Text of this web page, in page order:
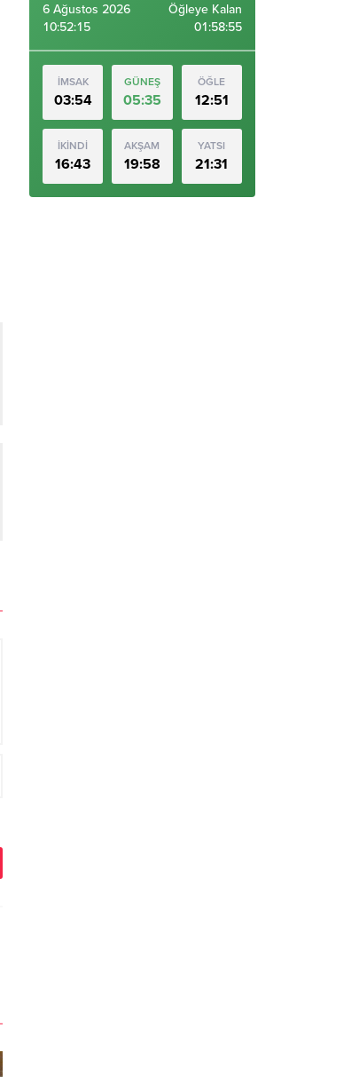
6 Ağustos 2026
10:52:16
Öğleye Kalan
01:58:54
İMSAK
03:54
GÜNEŞ
05:35
ÖĞLE
12:51
İKİNDİ
16:43
AKŞAM
19:58
YATSI
21:31